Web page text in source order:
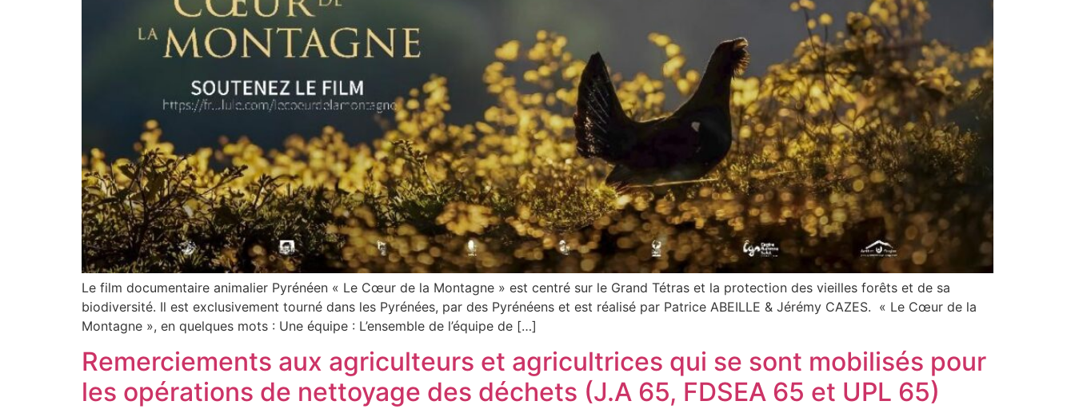
Le film documentaire animalier Pyrénéen « Le Cœur de la Montagne » est centré sur le Grand Tétras et la protection des vieilles forêts et de sa
biodiversité. Il est exclusivement tourné dans les Pyrénées, par des Pyrénéens et est réalisé par Patrice ABEILLE & Jérémy CAZES. « Le Cœur de la
Montagne », en quelques mots : Une équipe : L’ensemble de l’équipe de […]
Remerciements aux agriculteurs et agricultrices qui se sont mobilisés pour
les opérations de nettoyage des déchets (J.A 65, FDSEA 65 et UPL 65)